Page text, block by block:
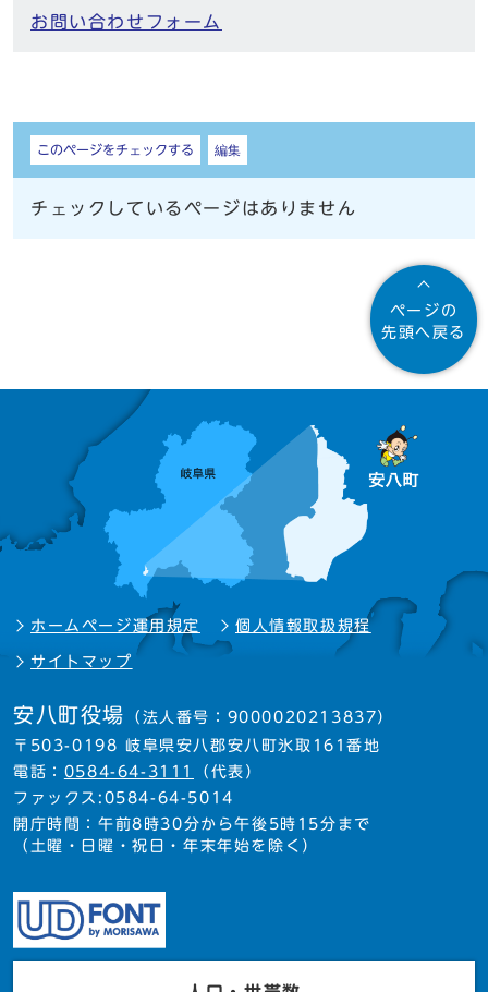
お問い合わせフォーム
しおり
このページをチェックする 編集
チェックしているページはありません
ページの
先頭へ戻る
ホームページ運用規定 個人情報取扱規程
サイトマップ
安八町役場 （法人番号：9000020213837）
〒503-0198 岐阜県安八郡安八町氷取161番地
電話： 0584-64-3111
（代表）
ファックス:0584-64-5014
開庁時間：午前8時30分から午後5時15分まで
（土曜・日曜・祝日・年末年始を除く）